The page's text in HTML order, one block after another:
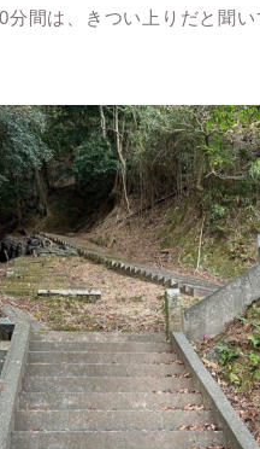
分間は、きつい上りだと聞い